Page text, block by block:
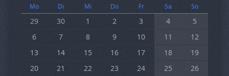
Mo Di Mi Do Fr Sa So
29 30 1 2 3 4
5
6
7 8 9 10 11
12
13
14 15 16 17 18
19
20
21 22 23 24 25
26